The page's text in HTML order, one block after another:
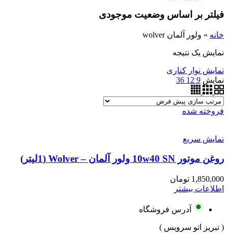
فیلتر بر اساس وضعیت موجودی
خانه » ولور آلمان wolver
نمایش یک نتیجه
نمایش نوار کناری
نمایش 9
12
36
فروخته شده
نمایش سریع
روغن موتور 10w40 SN ولور آلمان – Wolver (1لیتر)
1,850,000 تومان
اطلاعات بیشتر
آدرس فروشگاه
( تبریز اتو سرویس )